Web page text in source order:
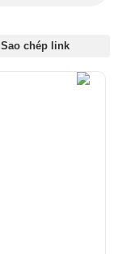
Sao chép link